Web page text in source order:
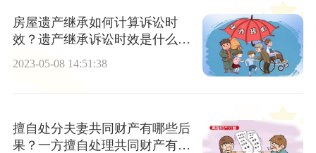
房屋遗产继承如何计算诉讼时
效？遗产继承诉讼时效是什么意
2023-05-08 14:51:38
擅自处分夫妻共同财产有哪些后
果？一方擅自处理共同财产有效